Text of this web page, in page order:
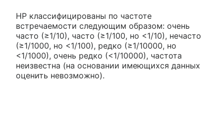
НР классифицированы по частоте
встречаемости следующим образом: очень
часто (≥1/10), часто (≥1/100, но <1/10), нечасто
(≥1/1000, но <1/100), редко (≥1/10000, но
<1/1000), очень редко (<1/10000), частота
неизвестна (на основании имеющихся данных
оценить невозможно).